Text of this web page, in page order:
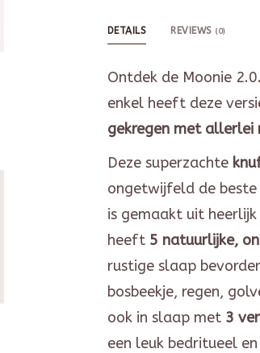
DETAILS REVIEWS (0)
Ontdek de Moonie
enkel heeft deze
gekregen met allerlei
Deze superzachte
ongetwijfeld de
is gemaakt uit
heeft 5 natuurlijke,
rustige slaap
bosbeekje, regen,
ook in slaap met 3
een leuk bedritueel